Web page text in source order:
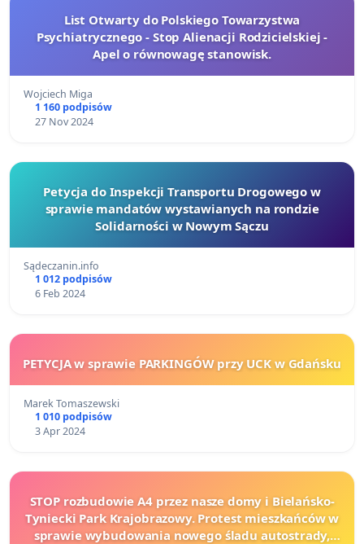
List Otwarty do Polskiego Towarzystwa
Psychiatrycznego - Stop Alienacji Rodzicielskiej -
Apel o równowagę stanowisk.
Wojciech Miga
1 160 podpisów
27 Nov 2024
Petycja do Inspekcji Transportu Drogowego w
sprawie mandatów wystawianych na rondzie
Solidarności w Nowym Sączu
Sądeczanin.info
1 012 podpisów
6 Feb 2024
PETYCJA w sprawie PARKINGÓW przy UCK w Gdańsku
Marek Tomaszewski
1 010 podpisów
3 Apr 2024
STOP rozbudowie A4 przez nasze domy i Bielańsko-
Tyniecki Park Krajobrazowy. Protest mieszkańców w
sprawie wybudowania nowego śladu autostrady,